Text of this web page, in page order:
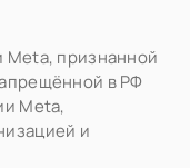
Meta, признанной
в РФ
Meta,
и